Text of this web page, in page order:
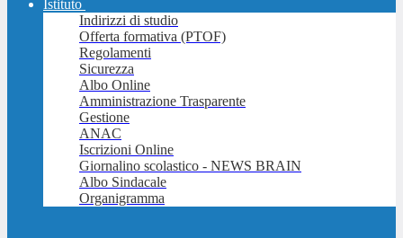
Istituto
Indirizzi di studio
Offerta formativa (PTOF)
Regolamenti
Sicurezza
Albo Online
Amministrazione Trasparente
Gestione
ANAC
Iscrizioni Online
Giornalino scolastico - NEWS BRAIN
Albo Sindacale
Organigramma